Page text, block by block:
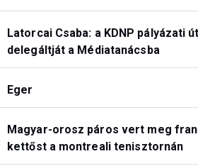
Latorcai Csaba: a KDNP pályázati
delegáltját a Médiatanácsba
Eger
Magyar-orosz páros vert meg
kettőst a montreali tenisztornán